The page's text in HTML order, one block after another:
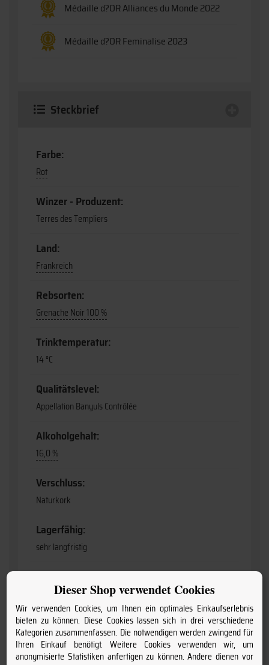
Médaille d?OR Alliances du Monde 2022
Médaille d?OR Feminalise 2023
Steckbrief
Farbe:
Rot
Winzer - Produzent:
Terres des Templiers
Land:
Frankreich
Rebsorten:
Grenache Noir 100 %
Trinktemperatur:
14 °C
Qualitätslevel:
Appellation Banyuls Contrôlée
Alkoholgehalt:
16,0 %
Verschluss:
Naturkork
Lagerfähig:
sehr langfristig
Information:
enthält Sulfite
Anbaugebiet:
Languedoc-Roussillon
Dieser Shop verwendet Cookies
Wir verwenden Cookies, um Ihnen ein optimales Einkaufserlebnis
bieten zu können. Diese Cookies lassen sich in drei verschiedene
Kategorien zusammenfassen. Die notwendigen werden zwingend für
Ihren Einkauf benötigt. Weitere Cookies verwenden wir, um
anonymisierte Statistiken anfertigen zu können. Andere dienen vor